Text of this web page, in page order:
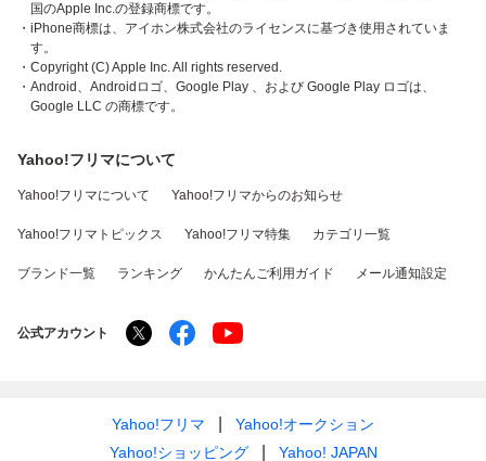
国のApple Inc.の登録商標です。
・iPhone商標は、アイホン株式会社のライセンスに基づき使用されていま
す。
・Copyright (C) Apple Inc. All rights reserved.
・Android、Androidロゴ、Google Play 、および Google Play ロゴは、
Google LLC の商標です。
Yahoo!フリマについて
Yahoo!フリマについて Yahoo!フリマからのお知らせ
Yahoo!フリマトピックス Yahoo!フリマ特集 カテゴリ一覧
ブランド一覧 ランキング かんたんご利用ガイド メール通知設定
公式アカウント
Yahoo!フリマ
Yahoo!オークション
Yahoo!ショッピング
Yahoo! JAPAN